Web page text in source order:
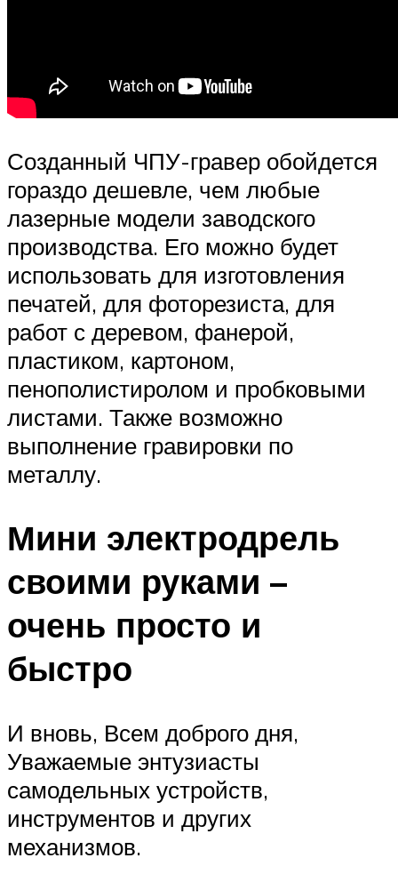
Созданный ЧПУ-гравер обойдется
гораздо дешевле, чем любые
лазерные модели заводского
производства. Его можно будет
использовать для изготовления
печатей, для фоторезиста, для
работ с деревом, фанерой,
пластиком, картоном,
пенополистиролом и пробковыми
листами. Также возможно
выполнение гравировки по
металлу.
Мини электродрель
своими руками –
очень просто и
быстро
И вновь, Всем доброго дня,
Уважаемые энтузиасты
самодельных устройств,
инструментов и других
механизмов.